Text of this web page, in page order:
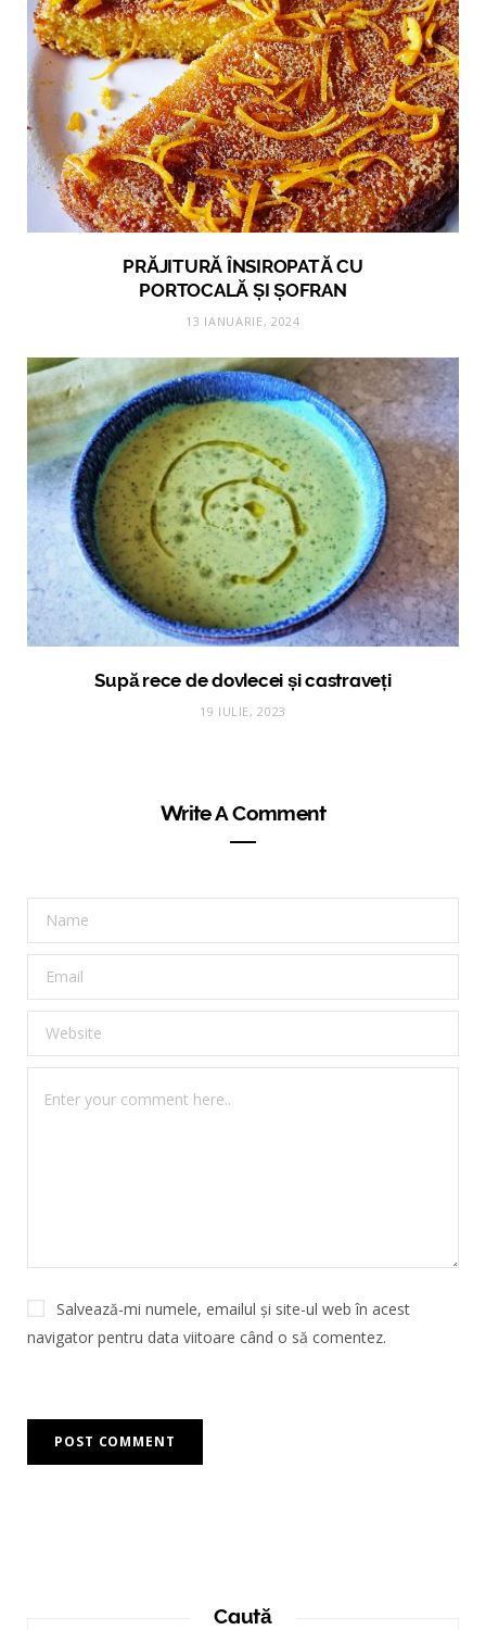
PRĂJITURĂ ÎNSIROPATĂ CU
PORTOCALĂ ȘI ȘOFRAN
13 IANUARIE, 2024
Supă rece de dovlecei și castraveți
19 IULIE, 2023
Write A Comment
Salvează-mi numele, emailul și site-ul web în acest
navigator pentru data viitoare când o să comentez.
Caută